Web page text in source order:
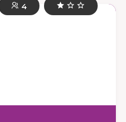
4